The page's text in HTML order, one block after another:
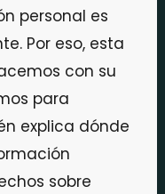
personal es
Por eso, esta
con su
para
explica dónde
sobre